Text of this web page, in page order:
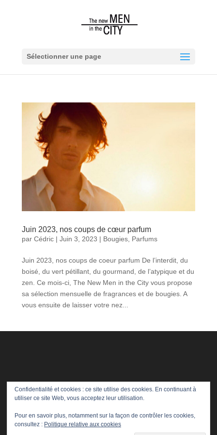
Sélectionner une page
Juin 2023, nos coups de cœur parfum
par Cédric| Juin 3, 2023 | Bougies, Parfums
Juin 2023, nos coups de coeur parfum De l’interdit, du
boisé, du vert pétillant, du gourmand, de l’atypique et du
zen. Ce mois-ci, The New Men in the City vous propose
sa sélection mensuelle de fragrances et de bougies. A
vous ensuite de laisser votre nez...
Confidentialité et cookies : ce site utilise des cookies. En continuant à
utiliser ce site Web, vous acceptez leur utilisation.
Pour en savoir plus, notamment sur la façon de contrôler les cookies,
consultez : Politique relative aux cookies